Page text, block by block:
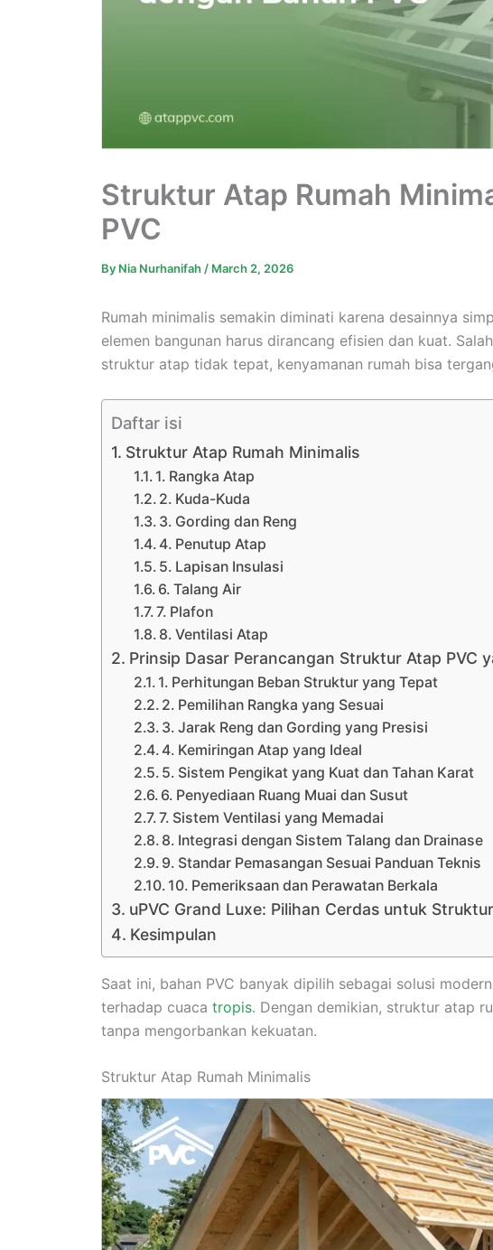
Struktur Atap Rumah
PVC
By Nia Nurhanifah / March 2, 2026
Rumah minimalis semakin diminati karena desainnya
elemen bangunan harus dirancang efisien dan kuat.
struktur atap tidak tepat, kenyamanan rumah bisa
Daftar isi
Struktur Atap Rumah Minimalis
1. Rangka Atap
2. Kuda-Kuda
3. Gording dan Reng
4. Penutup Atap
5. Lapisan Insulasi
6. Talang Air
7. Plafon
8. Ventilasi Atap
Prinsip Dasar Perancangan Struktur Atap PVC
1. Perhitungan Beban Struktur yang Tepat
2. Pemilihan Rangka yang Sesuai
3. Jarak Reng dan Gording yang Presisi
4. Kemiringan Atap yang Ideal
5. Sistem Pengikat yang Kuat dan Tahan Karat
6. Penyediaan Ruang Muai dan Susut
7. Sistem Ventilasi yang Memadai
8. Integrasi dengan Sistem Talang dan Drainase
9. Standar Pemasangan Sesuai Panduan Teknis
10. Pemeriksaan dan Perawatan Berkala
uPVC Grand Luxe: Pilihan Cerdas untuk
Kesimpulan
Saat ini, bahan PVC banyak dipilih sebagai solusi
terhadap cuaca tropis. Dengan demikian, struktur atap
tanpa mengorbankan kekuatan.
Struktur Atap Rumah Minimalis